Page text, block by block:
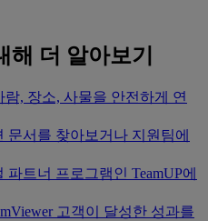
해 더 알아보기
람, 장소, 사물을 안전하게 연
문서를 찾아보거나 지원팀에
파트너 프로그램인 TeamUP에
고객이 달성한 성과를